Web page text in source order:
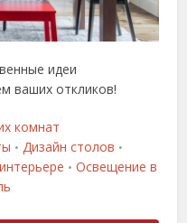
идеи
ваших откликов!
комнат
• Дизайн столов •
• Освещение в